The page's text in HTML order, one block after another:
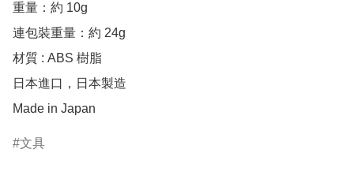
重量：約 10g
連包裝重量：約 24g
材質 : ABS 樹脂
日本進口，日本製造
Made in Japan
文具